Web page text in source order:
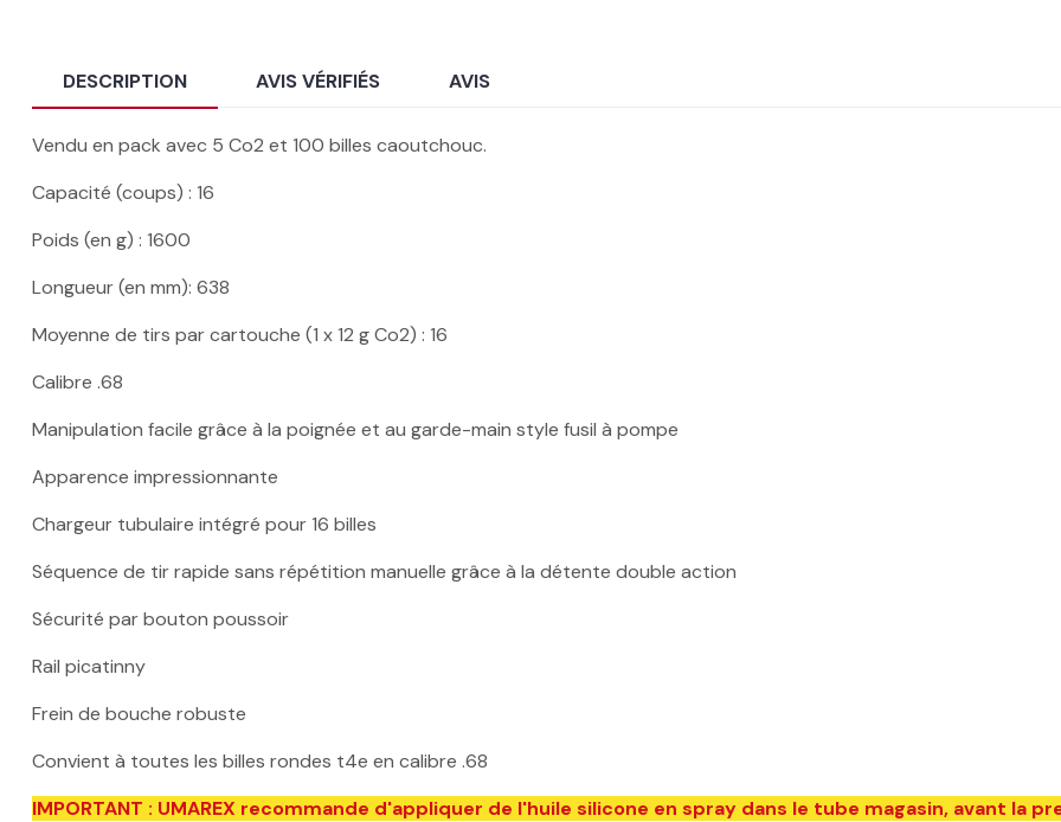
DESCRIPTION AVIS VÉRIFIÉS AVIS
Vendu en pack avec 5 Co2 et 100 billes caoutchouc.
Capacité (coups) : 16
Poids (en g) : 1600
Longueur (en mm): 638
Moyenne de tirs par cartouche (1 x 12 g Co2) : 16
Calibre .68
Manipulation facile grâce à la poignée et au garde-main style fusil à pompe
Apparence impressionnante
Chargeur tubulaire intégré pour 16 billes
Séquence de tir rapide sans répétition manuelle grâce à la détente double action
Sécurité par bouton poussoir
Rail picatinny
Frein de bouche robuste
Convient à toutes les billes rondes t4e en calibre .68
IMPORTANT : UMAREX recommande d'appliquer de l'huile silicone en spray dans le tube magasin, avant la